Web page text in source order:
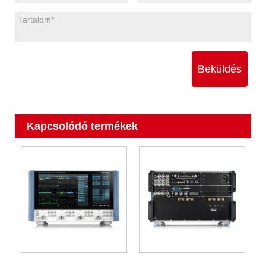
Beküldés
Kapcsolódó termékek